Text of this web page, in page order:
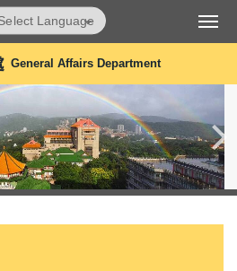
General Affairs Department
Translate